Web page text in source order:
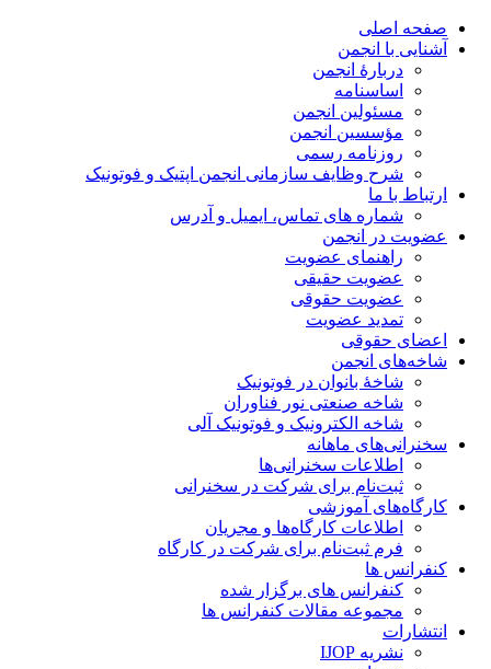
صفحه اصلی
آشنایی با انجمن
دربارۀ انجمن
اساسنامه
مسئولین انجمن
مؤسسین انجمن
روزنامه رسمی
شرح وظایف سازمانی انجمن اپتیک و فوتونیک
ارتباط با ما
شماره های تماس، ایمیل و آدرس
عضویت در انجمن
راهنمای عضویت
عضویت حقیقی
عضویت حقوقی
تمدید عضویت
اعضای حقوقی
شاخه‌های انجمن
شاخۀ بانوان در فوتونیک
شاخه صنعتی نور فناوران
شاخه‌ الکترونیک و فوتونیک آلی
سخنرانی‌های ماهانه
اطلاعات سخنرانی‌‌ها
ثبت‌نام برای شرکت در سخنرانی
کارگاه‌های آموزشی
اطلاعات کارگاه‌ها و مجریان
فرم ثبت‌نام برای شرکت در کارگاه
کنفرانس ها
کنفرانس های برگزار شده
مجموعه مقالات کنفرانس ها
انتشارات
نشریه IJOP